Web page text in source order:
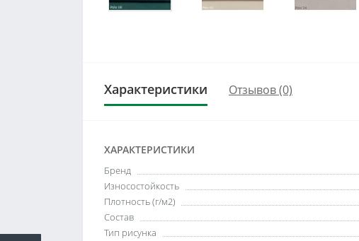
Характеристики Отзывов (0)
ХАРАКТЕРИСТИКИ
Бренд
Износостойкость
Плотность (г/м2)
Состав
Тип рисунка